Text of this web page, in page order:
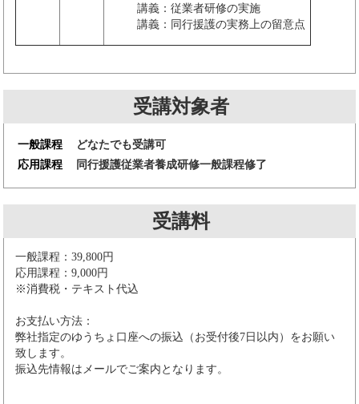
講義：従業者研修の実施
講義：同行援護の実務上の留意点
受講対象者
一般課程
どなたでも受講可
応用課程
同行援護従業者養成研修一般課程修了
受講料
一般課程：39,800円
応用課程：9,000円
※消費税・テキスト代込
お支払い方法：
弊社指定のゆうちょ口座への振込（お受付後7日以内）をお願い
致します。
振込先情報はメールでご案内となります。